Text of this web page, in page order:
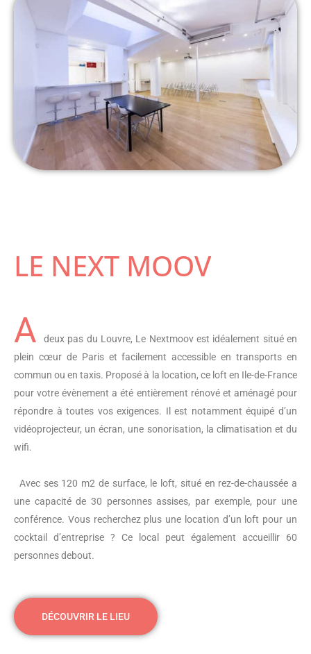
LE NEXT MOOV
A
deux pas du Louvre, Le Nextmoov est idéalement situé en
plein cœur de Paris et facilement accessible en transports en
commun ou en taxis. Proposé à la location, ce loft en Ile-de-France
pour votre évènement a été entièrement rénové et aménagé pour
répondre à toutes vos exigences. Il est notamment équipé d’un
vidéoprojecteur, un écran, une sonorisation, la climatisation et du
wifi.
Avec ses 120 m2 de surface, le loft, situé en rez-de-chaussée a
une capacité de 30 personnes assises, par exemple, pour une
conférence. Vous recherchez plus une location d’un loft pour un
cocktail d’entreprise ? Ce local peut également accueillir 60
personnes debout.
DÉCOUVRIR LE LIEU